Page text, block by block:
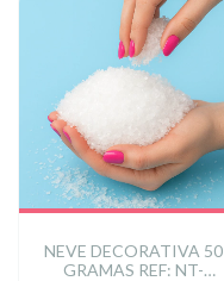
NEVE DECORATIVA 50
GRAMAS REF: NT-